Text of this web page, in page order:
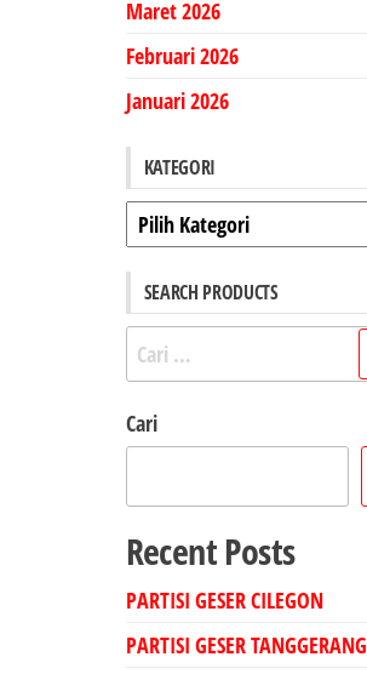
Maret 2026
Februari 2026
Januari 2026
KATEGORI
Kategori
SEARCH PRODUCTS
Cari
untuk:
Cari
Recent Posts
PARTISI GESER CILEGON
PARTISI GESER TANGGERANG